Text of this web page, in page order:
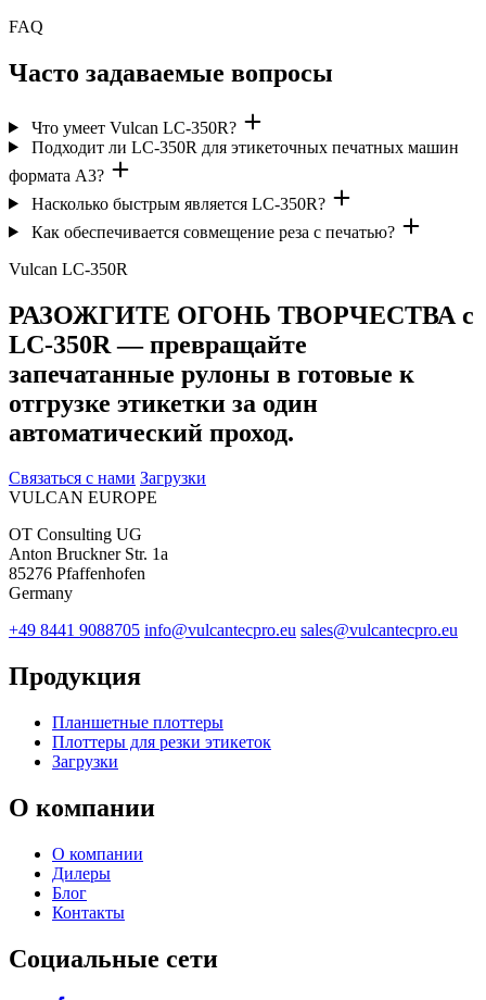
FAQ
Часто задаваемые вопросы
Что умеет Vulcan LC-350R?
Подходит ли LC-350R для этикеточных печатных машин
формата A3?
Насколько быстрым является LC-350R?
Как обеспечивается совмещение реза с печатью?
Vulcan LC-350R
РАЗОЖГИТЕ ОГОНЬ ТВОРЧЕСТВА с
LC-350R — превращайте
запечатанные рулоны в готовые к
отгрузке этикетки за один
автоматический проход.
Связаться с нами Загрузки
VULCAN EUROPE
OT Consulting UG
Anton Bruckner Str. 1a
85276 Pfaffenhofen
Germany
+49 8441 9088705 info@vulcantecpro.eu sales@vulcantecpro.eu
Продукция
Планшетные плоттеры
Плоттеры для резки этикеток
Загрузки
О компании
О компании
Дилеры
Блог
Контакты
Социальные сети